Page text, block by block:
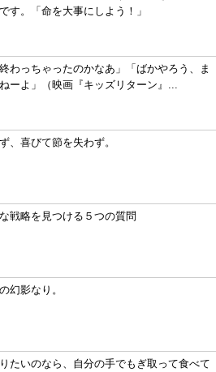
す。「命を大事にしよう！」
わっちゃったのかなあ」「ばかやろう、ま
ーよ」（映画『キッズリターン』...
、喜びて節を失わず。
戦略を見つける５つの質問
幻影なり。
たいのなら、自分の手でもぎ取って食べて